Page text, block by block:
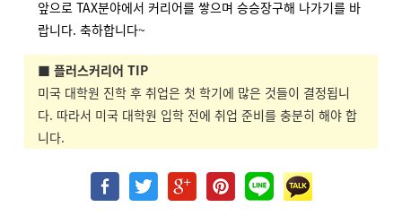
앞으로 TAX분야에서 커리어를 쌓으며 승승장구해 나가기를 바
랍니다. 축하합니다~
■ 플러스커리어 TIP
미국 대학원 진학 후 취업은 첫 학기에 많은 것들이 결정됩니
다. 따라서 미국 대학원 입학 전에 취업 준비를 충분히 해야 합
니다.